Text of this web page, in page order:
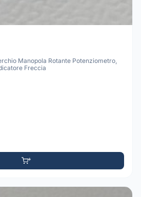
Manopola Rotante Potenziometro,
Freccia